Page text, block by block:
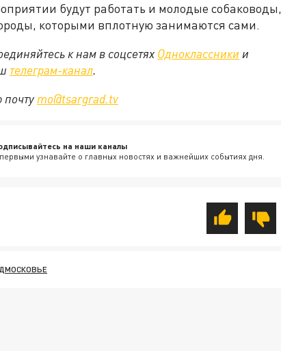
будут работать и молодые собаководы,
которыми вплотную занимаются сами.
к нам в соцсетях Одноклассники и
телеграм-канал.
почту mo@tsargrad.tv
на наши каналы
узнавайте о главных новостях и важнейших событиях дня.